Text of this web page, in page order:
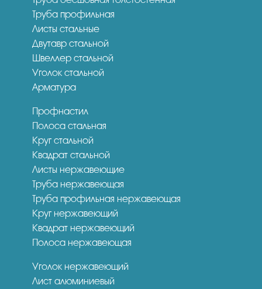
Труба профильная
Листы стальные
Двутавр стальной
Швеллер стальной
Уголок стальной
Арматура
Профнастил
Полоса стальная
Круг стальной
Квадрат стальной
Листы нержавеющие
Труба нержавеющая
Труба профильная нержавеющая
Круг нержавеющий
Квадрат нержавеющий
Полоса нержавеющая
Уголок нержавеющий
Лист алюминиевый